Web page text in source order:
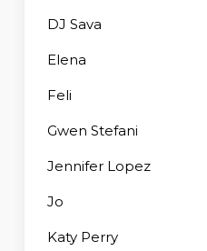
DJ Sava
Elena
Feli
Gwen Stefani
Jennifer Lopez
Jo
Katy Perry